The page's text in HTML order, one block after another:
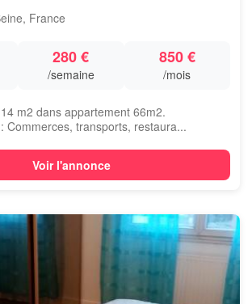
France
280 €
/semaine
850 €
/mois
m2 dans appartement 66m2.
Commerces, transports, restaura...
Voir l'annonce